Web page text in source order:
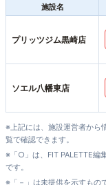
施設名
プリッツジム黒崎店
ソエル八幡東店
※上記には、施設運営者から
覧で確認できます。
※「○」は、FIT PALETTE編
です。
※「－」は未提供を示すもの